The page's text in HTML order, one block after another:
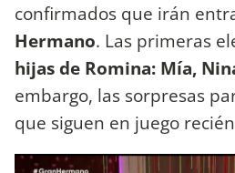
confirmados que irán
Hermano. Las primeras
hijas de Romina: Mía,
embargo, las sorpresas
que siguen en juego